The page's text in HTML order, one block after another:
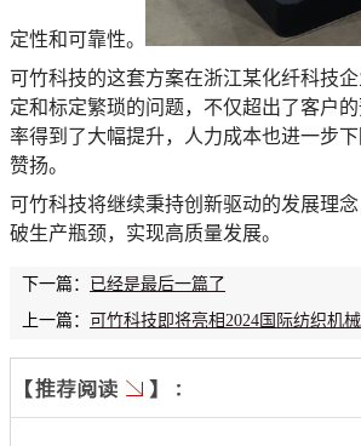
定性和可靠性。
可竹科技的这套方案在浙江某化纤科技
定和标定繁琐的问题，不仅超出了客户
率得到了大幅提升，人力成本也进一步
赞扬。
可竹科技将继续秉持创新驱动的发展理
破生产瓶颈，实现高质量发展。
下一篇：
已经是最后一篇了
上一篇：
可竹科技即将亮相2024国际纺织机